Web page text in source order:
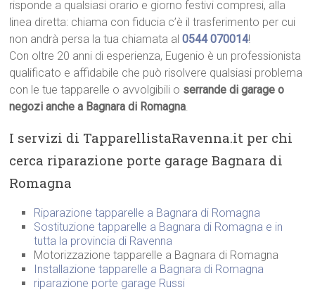
risponde a qualsiasi orario e giorno festivi compresi, alla
linea diretta: chiama con fiducia c’è il trasferimento per cui
non andrà persa la tua chiamata al0544 070014!
Con oltre 20 anni di esperienza, Eugenio è un professionista
qualificato e affidabile che può risolvere qualsiasi problema
con le tue tapparelle o avvolgibili o serrande di garage o
negozi anche a Bagnara di Romagna.
I servizi di TapparellistaRavenna.it per chi
cerca riparazione porte garage Bagnara di
Romagna
Riparazione tapparelle a Bagnara di Romagna
Sostituzione tapparelle a Bagnara di Romagna e in
tutta la provincia di Ravenna
Motorizzazione tapparelle a Bagnara di Romagna
Installazione tapparelle a Bagnara di Romagna
riparazione porte garage Russi